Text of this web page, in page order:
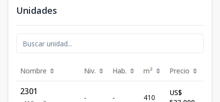
Unidades
Nombre Niv. Hab. m² Precio
2301
- - 410
US$